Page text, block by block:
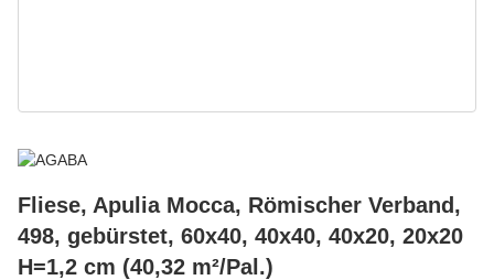
Fliese, Apulia Mocca, Römischer Verband,
498, gebürstet, 60x40, 40x40, 40x20, 20x20
H=1,2 cm (40,32 m²/Pal.)